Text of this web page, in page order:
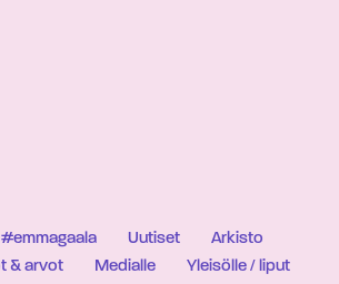
#emmagaala Uutiset
Arkisto
& arvot
Medialle
Yleisölle / liput